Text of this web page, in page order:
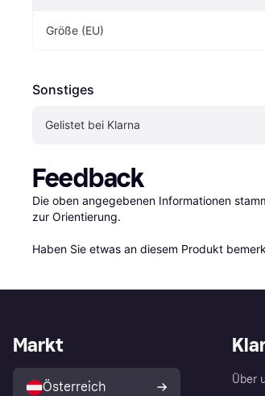
Größe (EU)
Sonstiges
Gelistet bei Klarna
Feedback
Die oben angegebenen Informationen
zur Orientierung.
Haben Sie etwas an diesem Produkt
Über
Markt
Österreich